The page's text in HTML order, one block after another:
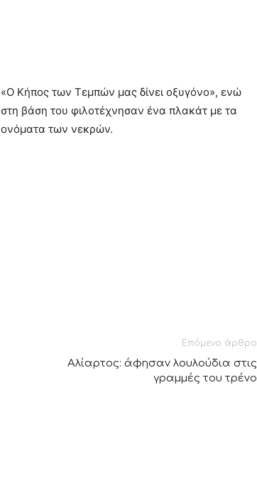
«Ο Κήπος των Τεμπών μας δίνει οξυγόνο», ενώ
στη βάση του φιλοτέχνησαν ένα πλακάτ με τα
ονόματα των νεκρών.
Επόμενο άρθρο
Αλίαρτος: άφησαν λουλούδια στις
γραμμές του τρένο